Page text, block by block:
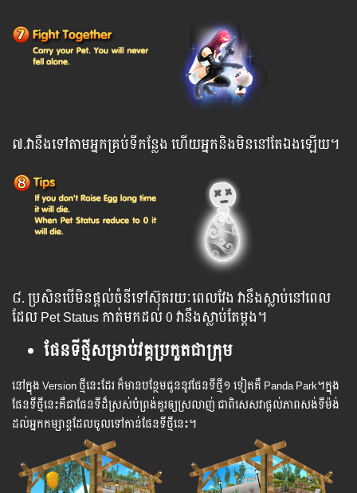
៧.វានឹងទៅតាមអ្នកគ្រប់ទីកន្លែង ហើយអ្នកនិងមិននៅតែឯងឡើយ។
៨. ប្រសិនបើមិនផ្តល់ចំនីទៅស៊ុតរយៈពេលវែង វានឹងស្លាប់នៅពេល
ដែល​ Pet Status កាត់មកដល់ 0 វានឹងស្លាប់តែម្តង។
ផែនទីថ្មីសម្រាប់វគ្គប្រកួតជាក្រុម
នៅក្នុង Version ថ្មីនេះដែរ ក៏មានបន្ថែមជូននូវផែនទីថ្មី១ ទៀតគឺ Panda Park។ក្នុង​
ផែន​ទី​ថ្មី​នេះ​​គឺ​ជា​ផែន​ទី​ដ៏​ស្រស់​បំព្រង់​​គួរ​​ឲ្យ​​ស្រលាញ់​​ ជា​​ពិ​សេសវា​​ផ្តល់​​ភាពសង់​ទីម៉ង់​
ដល់​អ្នក​កម្សាន្តដែល​ចូលទៅកាន់ផែនទីថ្មីនេះ។